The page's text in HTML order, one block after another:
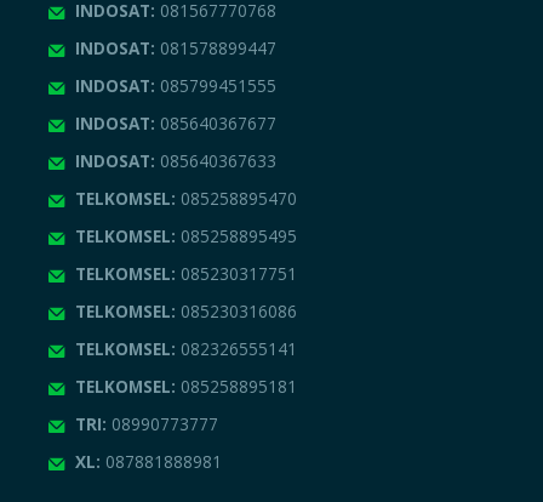
INDOSAT: 081567770768
INDOSAT: 081578899447
INDOSAT: 085799451555
INDOSAT: 085640367677
INDOSAT: 085640367633
TELKOMSEL: 085258895470
TELKOMSEL: 085258895495
TELKOMSEL: 085230317751
TELKOMSEL: 085230316086
TELKOMSEL: 082326555141
TELKOMSEL: 085258895181
TRI: 08990773777
XL: 087881888981